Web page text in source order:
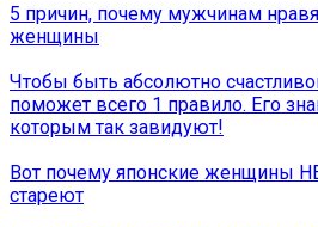
5 причин, почему мужчинам
женщины
Чтобы быть абсолютно
поможет всего 1 правило. Его
которым так завидуют!
Вот почему японские женщины
стареют